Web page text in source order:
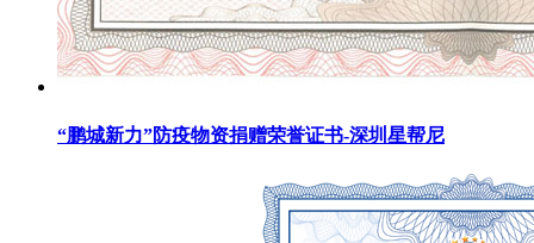
“鹏城新力”防疫物资捐赠荣誉证书-深圳星帮尼